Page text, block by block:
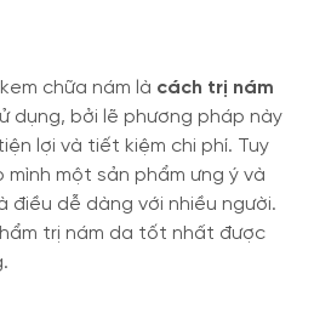
chữa nám là cách trị nám
dụng, bởi lẽ phương pháp này
lợi và tiết kiệm chi phí. Tuy
mình một sản phẩm ưng ý và
điều dễ dàng với nhiều người.
trị nám da tốt nhất được